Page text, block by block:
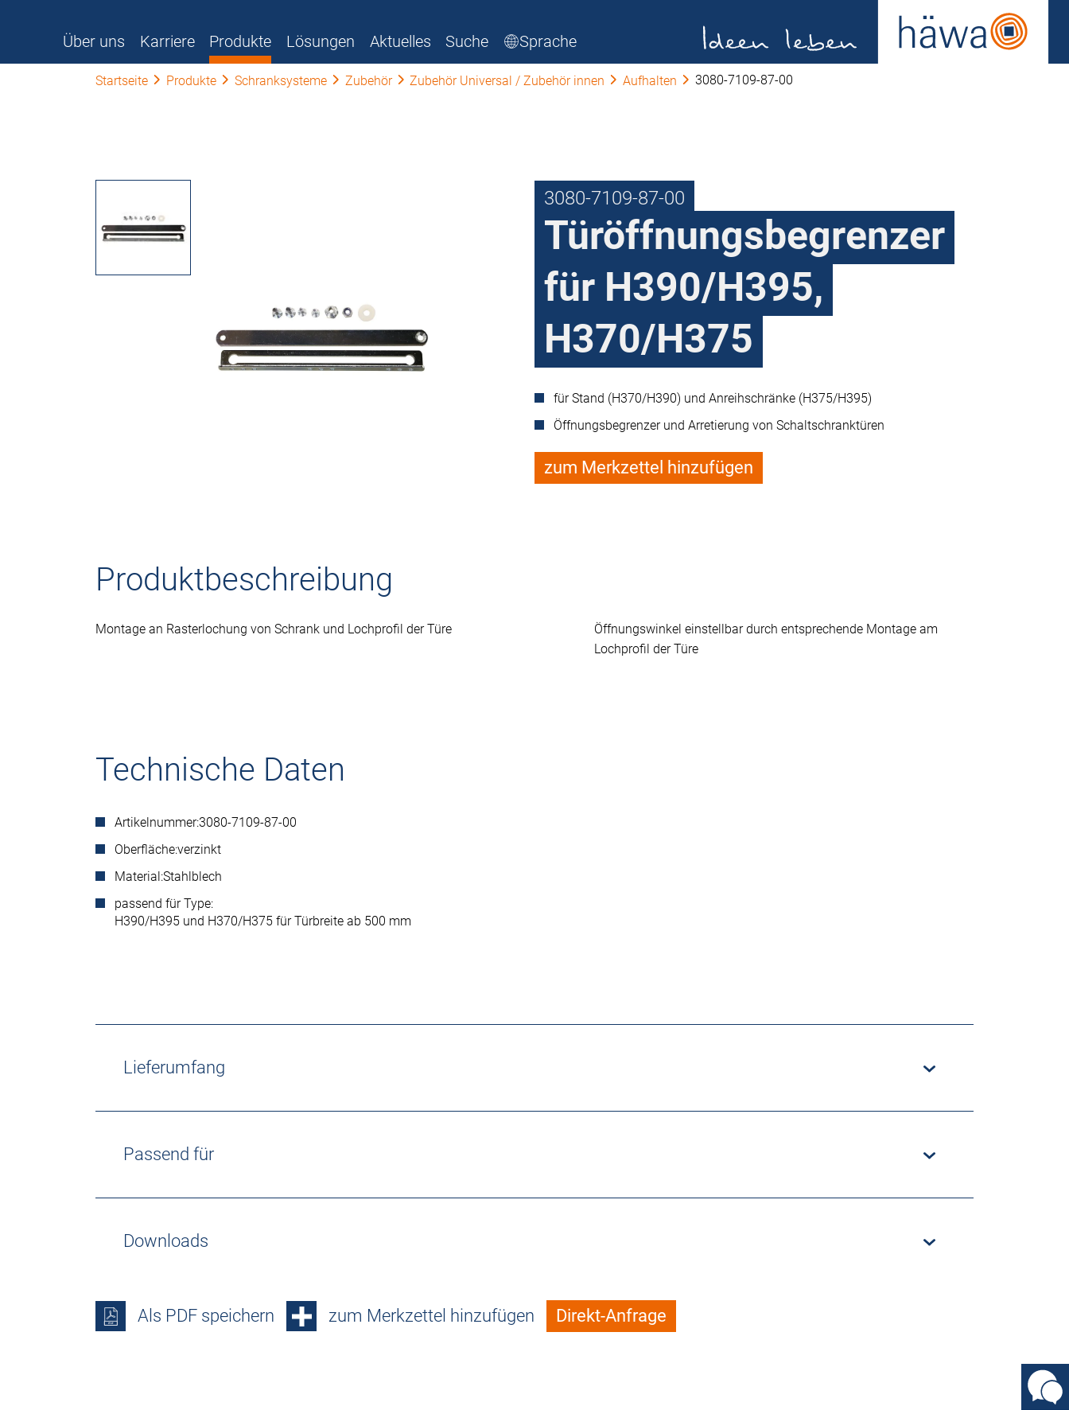
Über uns Karriere Produkte Lösungen Aktuelles Suche Sprache
Startseite Produkte Schranksysteme Zubehör Zubehör Universal / Zubehör innen Aufhalten 3080-7109-87-00
3080-7109-87-00
Türöffnungsbegrenzer
für H390/H395,
H370/H375
für Stand (H370/H390) und Anreihschränke (H375/H395)
Öffnungsbegrenzer und Arretierung von Schaltschranktüren
zum Merkzettel hinzufügen
Produktbeschreibung
Montage an Rasterlochung von Schrank und Lochprofil der Türe
Öffnungswinkel einstellbar durch entsprechende Montage am
Lochprofil der Türe
Technische Daten
Artikelnummer:3080-7109-87-00
Oberfläche:verzinkt
Material:Stahlblech
passend für Type:
H390/H395 und H370/H375 für Türbreite ab 500 mm
Lieferumfang
Passend für
Downloads
Als PDF speichern zum Merkzettel hinzufügen Direkt-Anfrage